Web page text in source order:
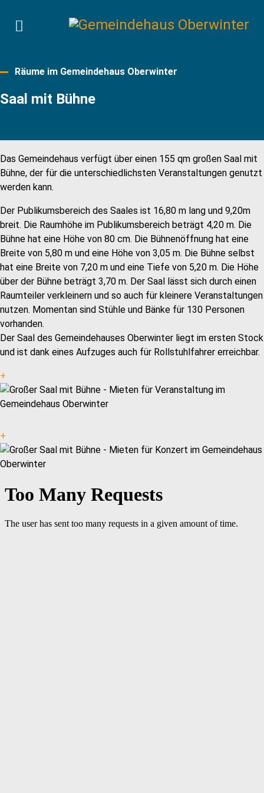
Räume im Gemeindehaus Oberwinter
Saal mit Bühne
Das Gemeindehaus verfügt über einen 155 qm großen Saal mit
Bühne, der für die unterschiedlichsten Veranstaltungen genutzt
werden kann.
Der Publikumsbereich des Saales ist 16,80 m lang und 9,20m
breit. Die Raumhöhe im Publikumsbereich beträgt 4,20 m. Die
Bühne hat eine Höhe von 80 cm. Die Bühnenöffnung hat eine
Breite von 5,80 m und eine Höhe von 3,05 m. Die Bühne selbst
hat eine Breite von 7,20 m und eine Tiefe von 5,20 m. Die Höhe
über der Bühne beträgt 3,70 m. Der Saal lässt sich durch einen
Raumteiler verkleinern und so auch für kleinere Veranstaltungen
nutzen. Momentan sind Stühle und Bänke für 130 Personen
vorhanden.
Der Saal des Gemeindehauses Oberwinter liegt im ersten Stock
und ist dank eines Aufzuges auch für Rollstuhlfahrer erreichbar.
+
+